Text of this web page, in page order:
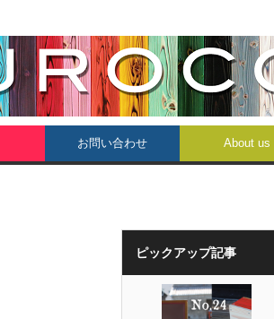
お問い合わせ About us
ピックアップ記事